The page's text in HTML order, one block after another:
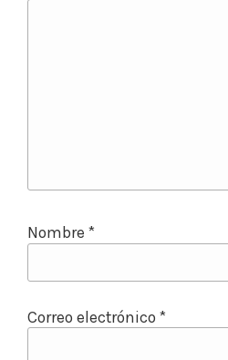
Nombre *
Correo electrónico *